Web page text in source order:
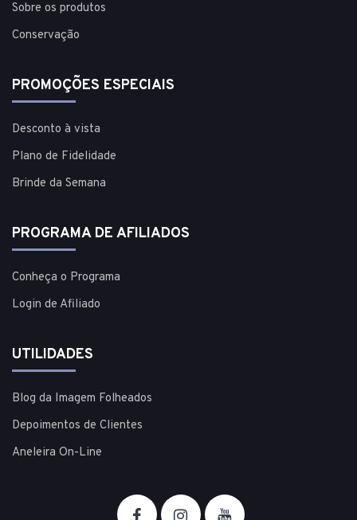
Sobre os produtos
Conservação
PROMOÇÕES ESPECIAIS
Desconto à vista
Plano de Fidelidade
Brinde da Semana
PROGRAMA DE AFILIADOS
Conheça o Programa
Login de Afiliado
UTILIDADES
Blog da Imagem Folheados
Depoimentos de Clientes
Aneleira On-Line